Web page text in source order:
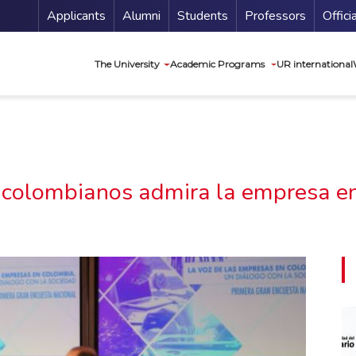
Menu Secundario
Applicants Alumni Students Professors
The University Academic Programs UR international
admira la empresa